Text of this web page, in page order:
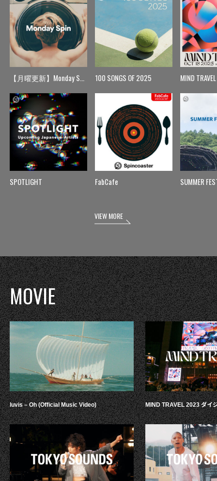
【月曜更新】Monday Spin
SPOTLIGHT
100 SONGS OF 2025
FabCafe
MIND TRAVEL
SUMMER
VIEW MORE
MOVIE
luvis – Oh (Official Music Video) MIND TRAVEL 2023 ダイ